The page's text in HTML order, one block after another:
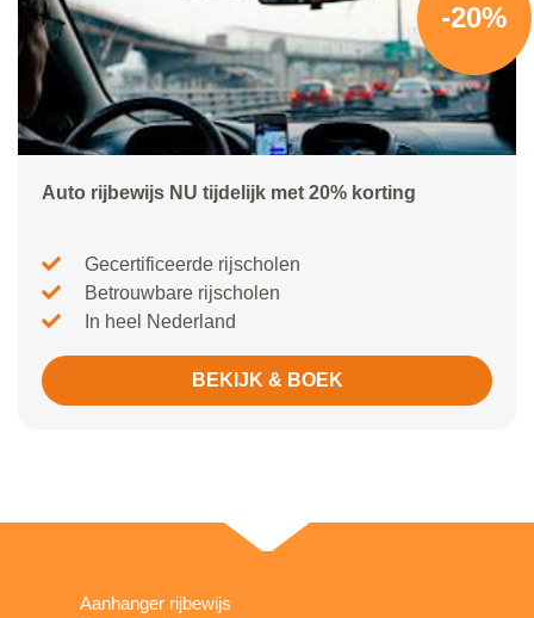
-20%
Auto rijbewijs NU tijdelijk met 20% korting
Gecertificeerde rijscholen
Betrouwbare rijscholen
In heel Nederland
BEKIJK & BOEK
Aanhanger rijbewijs